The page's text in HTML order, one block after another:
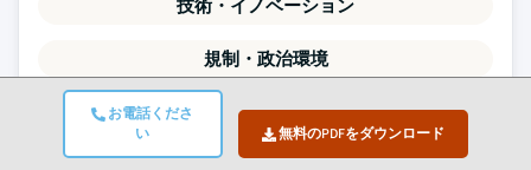
お電話くださ
い
無料のPDFをダウンロード
技術・イノベーション
規制・政治環境
人口統計
バリューチェーン分析